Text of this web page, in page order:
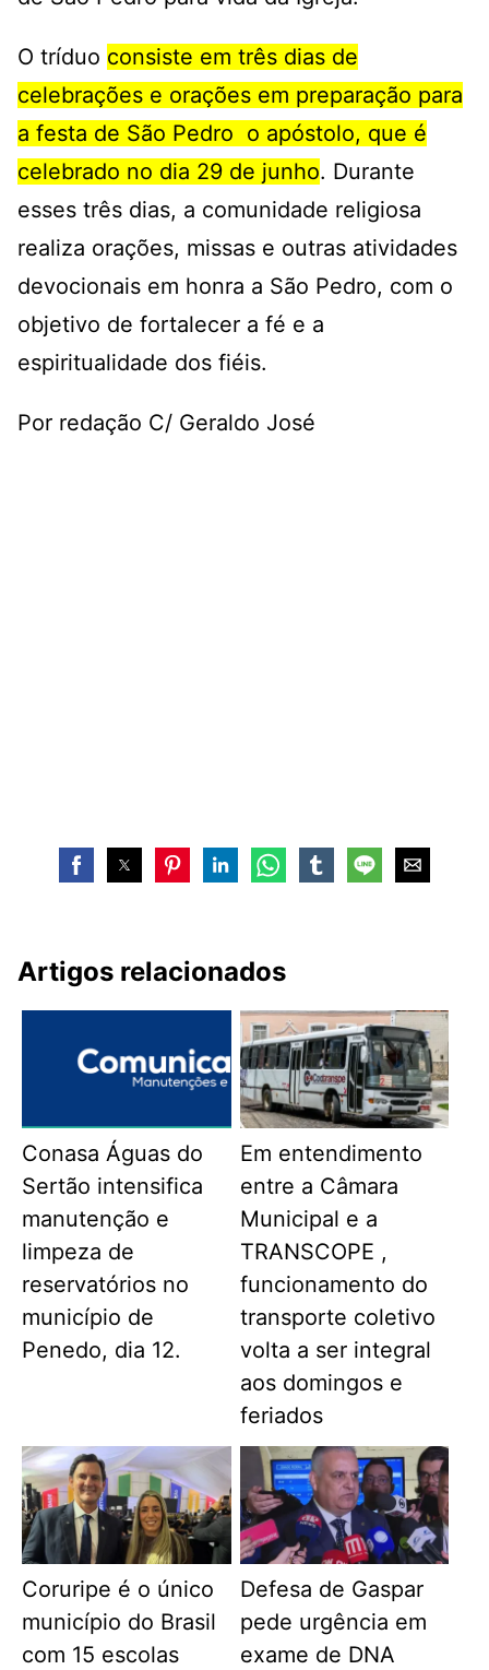
O tríduo consiste em três dias de
celebrações e orações em preparação para
a festa de São Pedro o apóstolo, que é
celebrado no dia 29 de junho. Durante
esses três dias, a comunidade religiosa
realiza orações, missas e outras atividades
devocionais em honra a São Pedro, com o
objetivo de fortalecer a fé e a
espiritualidade dos fiéis.
Por redação C/ Geraldo José
Artigos relacionados
Conasa Águas do
Sertão intensifica
manutenção e
limpeza de
reservatórios no
município de
Penedo, dia 12.
Em entendimento
entre a Câmara
Municipal e a
TRANSCOPE ,
funcionamento do
transporte coletivo
volta a ser integral
aos domingos e
feriados
Coruripe é o único
município do Brasil
com 15 escolas
Defesa de Gaspar
pede urgência em
exame de DNA